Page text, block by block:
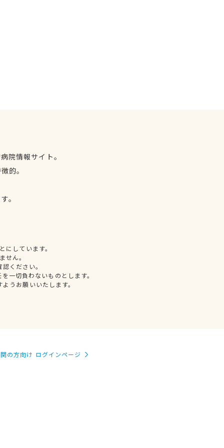
院情報サイト。
的。
。
しています。
せん。
ください。
一切負わないものとします。
うお願いいたします。
の方向け ログインページ